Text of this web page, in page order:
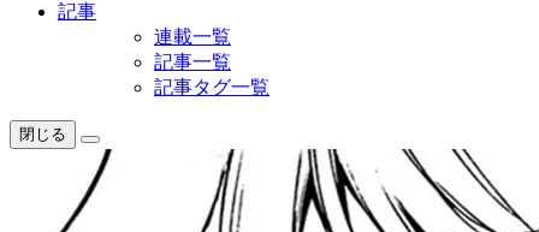
記事
連載一覧
記事一覧
記事タグ一覧
閉じる